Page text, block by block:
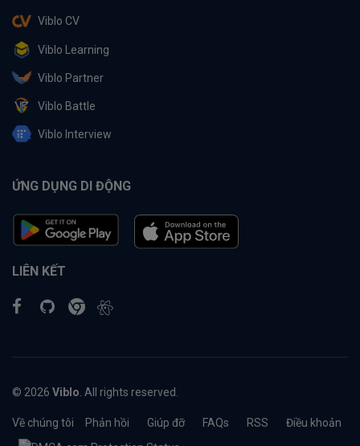
Viblo CV
Viblo Learning
Viblo Partner
Viblo Battle
Viblo Interview
ỨNG DỤNG DI ĐỘNG
LIÊN KẾT
© 2026 Viblo . All rights reserved.
Về chúng tôi Phản hồi Giúp đỡ FAQs RSS Điều khoản